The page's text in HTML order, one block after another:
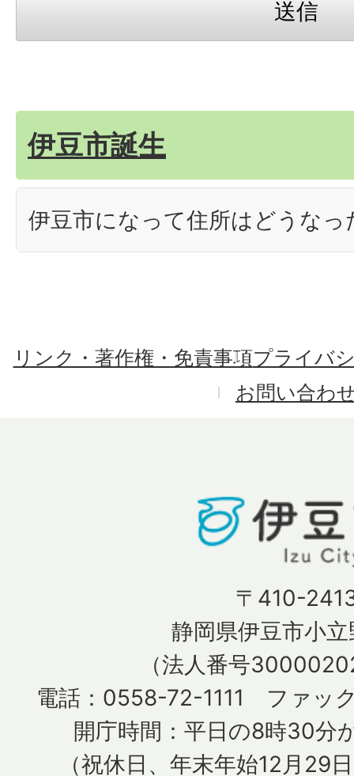
伊豆市誕生
伊豆市になって住所はどうなっ
リンク・著作権・免責事項プライバ
お問い合わ
〒410-
静岡県伊豆市小
（法人番号
電話：0558-72-1111 ファッ
開庁時間：平日の8時30分
（祝休日、年末年始12月29